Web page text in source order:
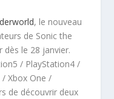
, le nouveau
de Sonic the
dès le 28 janvier.
/ PlayStation4 /
/ Xbox One /
de découvrir deux